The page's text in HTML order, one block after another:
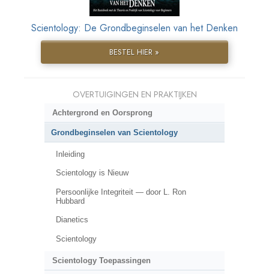
Scientology: De Grondbeginselen van het Denken
BESTEL HIER »
OVERTUIGINGEN EN PRAKTIJKEN
Achtergrond en Oorsprong
Grondbeginselen van Scientology
Inleiding
Scientology is Nieuw
Persoonlijke Integriteit — door L. Ron
Hubbard
Dianetics
Scientology
Scientology Toepassingen